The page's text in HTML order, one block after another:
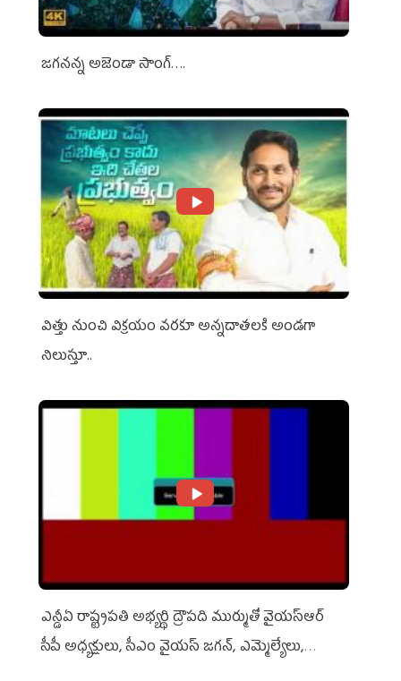
జగనన్న అజెండా సాంగ్….
విత్తు నుంచి విక్రయం వరకూ అన్నదాతలకి అండగా
నిలుస్తూ..
ఎన్డీఏ రాష్ట్ర‌ప‌తి అభ్య‌ర్థి ద్రౌప‌ది ముర్ముతో వైయ‌స్ఆర్
సీపీ అధ్య‌క్షులు, సీఎం వైయ‌స్ జ‌గ‌న్, ఎమ్మెల్యేలు,